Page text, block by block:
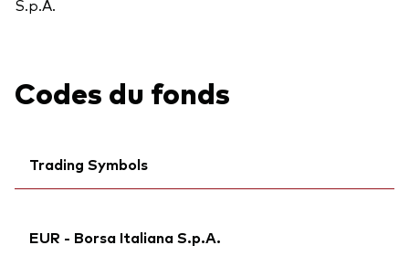
S.p.A.
Codes du fonds
Trading Symbols
Bloomberg:VUAA GY
EUR - Borsa Italiana S.p.A.